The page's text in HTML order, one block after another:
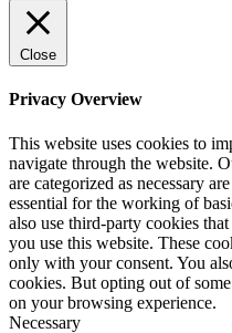
Close
Privacy Overview
This website uses cookies to
navigate through the website.
are categorized as necessary
essential for the working of
also use third-party cookies
you use this website. These
only with your consent. You
cookies. But opting out of
on your browsing experience.
Necessary